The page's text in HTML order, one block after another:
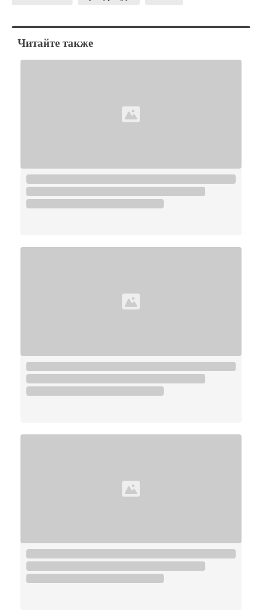
Читайте также